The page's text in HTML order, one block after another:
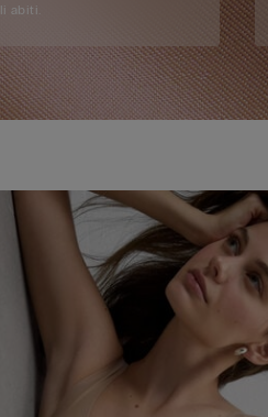
abiti.